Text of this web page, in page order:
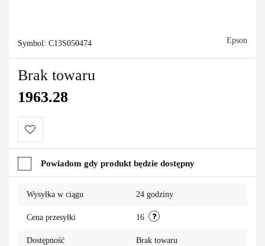
Symbol: C13S050474 Epson
Brak towaru
1963.28
Do
Powiadom gdy produkt będzie dostępny
Wysyłka w ciągu 24 godziny
Cena przesyłki 16
Dostępność Brak towaru